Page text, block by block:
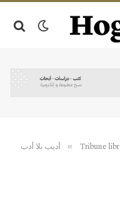
» أديب بلا أدب